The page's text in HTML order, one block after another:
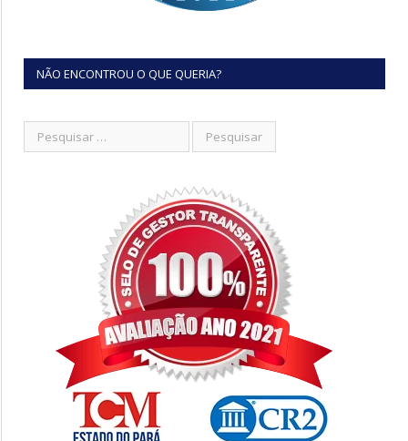
NÃO ENCONTROU O QUE QUERIA?